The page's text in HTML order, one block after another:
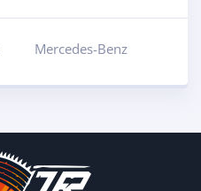
Mercedes-Benz